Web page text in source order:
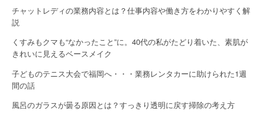
チャットレディの業務内容とは？仕事内容や働き方をわかりやすく解
説
くすみもクマも“なかったこと”に。40代の私がたどり着いた、素肌が
きれいに見えるベースメイク
子どものテニス大会で福岡へ・・・業務レンタカーに助けられた1週
間の話
風呂のガラスが曇る原因とは？すっきり透明に戻す掃除の考え方